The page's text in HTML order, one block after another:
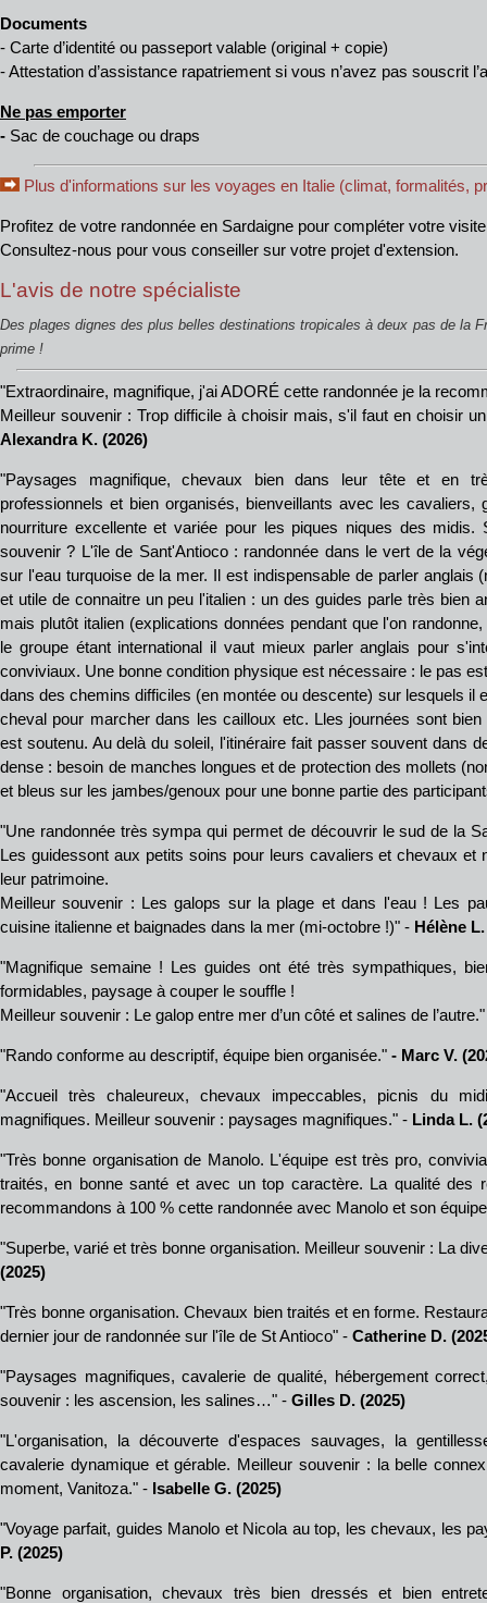
Documents
- Carte d’identité ou passeport valable (original + copie)
- Attestation d’assistance rapatriement si vous n’avez pas souscrit
Ne pas emporter
- Sac de couchage ou draps
Plus d'informations sur les voyages en Italie (climat, formalités,
Profitez de votre randonnée en Sardaigne pour compléter votre
Consultez-nous pour vous conseiller sur votre projet d'extension.
L'avis de notre spécialiste
Des plages dignes des plus belles destinations tropicales à deux pas de la
prime !
"Extraordinaire, magnifique, j'ai ADORÉ cette randonnée je la
Meilleur souvenir : Trop difficile à choisir mais, s'il faut en choisir
Alexandra K. (2026)
"Paysages magnifique, chevaux bien dans leur tête et en
professionnels et bien organisés, bienveillants avec les cavaliers,
nourriture excellente et variée pour les piques niques des midis.
souvenir ? L'île de Sant'Antioco : randonnée dans le vert de la
sur l'eau turquoise de la mer. Il est indispensable de parler anglais
et utile de connaitre un peu l'italien : un des guides parle très bien
mais plutôt italien (explications données pendant que l'on
le groupe étant international il vaut mieux parler anglais pour
conviviaux. Une bonne condition physique est nécessaire : le pas
dans des chemins difficiles (en montée ou descente) sur lesquels il
cheval pour marcher dans les cailloux etc. Lles journées sont
est soutenu. Au delà du soleil, l'itinéraire fait passer souvent dans
dense : besoin de manches longues et de protection des mollets
et bleus sur les jambes/genoux pour une bonne partie des
"Une randonnée très sympa qui permet de découvrir le sud de la
Les guidessont aux petits soins pour leurs cavaliers et chevaux et
leur patrimoine.
Meilleur souvenir : Les galops sur la plage et dans l'eau ! Les
cuisine italienne et baignades dans la mer (mi-octobre !)" - Hélène
"Magnifique semaine ! Les guides ont été très sympathiques,
formidables, paysage à couper le souffle !
Meilleur souvenir : Le galop entre mer d’un côté et salines de
"Rando conforme au descriptif, équipe bien organisée." - Marc V.
"Accueil très chaleureux, chevaux impeccables, picnis du
magnifiques. Meilleur souvenir : paysages magnifiques." - Linda L.
"Très bonne organisation de Manolo. L'équipe est très pro,
traités, en bonne santé et avec un top caractère. La qualité des
recommandons à 100 % cette randonnée avec Manolo et son
"Superbe, varié et très bonne organisation. Meilleur souvenir : La
(2025)
"Très bonne organisation. Chevaux bien traités et en forme.
dernier jour de randonnée sur l'île de St Antioco" - Catherine D.
"Paysages magnifiques, cavalerie de qualité, hébergement
souvenir : les ascension, les salines…" - Gilles D. (2025)
"L'organisation, la découverte d'espaces sauvages, la
cavalerie dynamique et gérable. Meilleur souvenir : la belle
moment, Vanitoza." - Isabelle G. (2025)
"Voyage parfait, guides Manolo et Nicola au top, les chevaux, les
P. (2025)
"Bonne organisation, chevaux très bien dressés et bien